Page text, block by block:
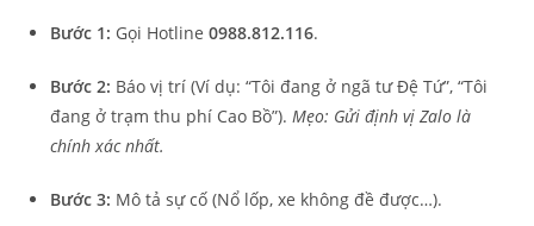
Bước 1: Gọi Hotline0988.812.116.
Bước 2: Báo vị trí (Ví dụ: “Tôi đang ở ngã tư Đệ Tứ”, “Tôi
đang ở trạm thu phí Cao Bồ”).Mẹo: Gửi định vị Zalo là
chính xác nhất.
Bước 3: Mô tả sự cố (Nổ lốp, xe không đề được…).